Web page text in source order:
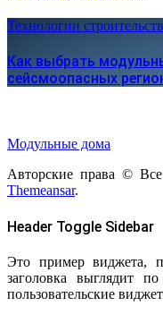
Технологии
Как выбрать
сейсмоопасных
Модульные дома
Авторские права ©
Themeansar.
Header Toggle Sidebar
Это пример виджета,
заголовка выглядит
пользовательские